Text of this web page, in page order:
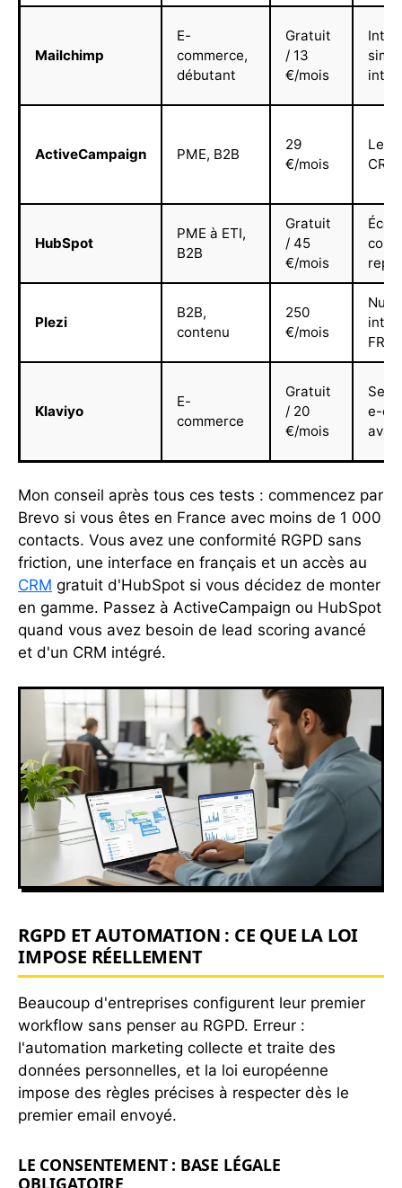
Mailchimp
E-
commerce,
débutant
Gratuit
/ 13
€/mois
ActiveCampaign PME, B2B
29
€/mois
HubSpot
PME à ETI,
B2B
Gratuit
/ 45
€/mois
Plezi
B2B,
contenu
250
€/mois
FR
Klaviyo
E-
commerce
Gratuit
/ 20
€/mois
e-
Mon conseil après tous ces tests : commencez par
Brevo si vous êtes en France avec moins de 1 000
contacts. Vous avez une conformité RGPD sans
friction, une interface en français et un accès au
CRM gratuit d'HubSpot si vous décidez de monter
en gamme. Passez à ActiveCampaign ou HubSpot
quand vous avez besoin de lead scoring avancé
et d'un CRM intégré.
RGPD ET AUTOMATION : CE QUE LA LOI
IMPOSE RÉELLEMENT
Beaucoup d'entreprises configurent leur premier
workflow sans penser au RGPD. Erreur :
l'automation marketing collecte et traite des
données personnelles, et la loi européenne
impose des règles précises à respecter dès le
premier email envoyé.
LE CONSENTEMENT : BASE LÉGALE